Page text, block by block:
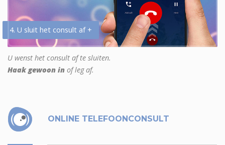
4. U sluit het consult af +
U wenst het consult af te sluiten.
Haak gewoon in of leg af.
ONLINE TELEFOONCONSULT